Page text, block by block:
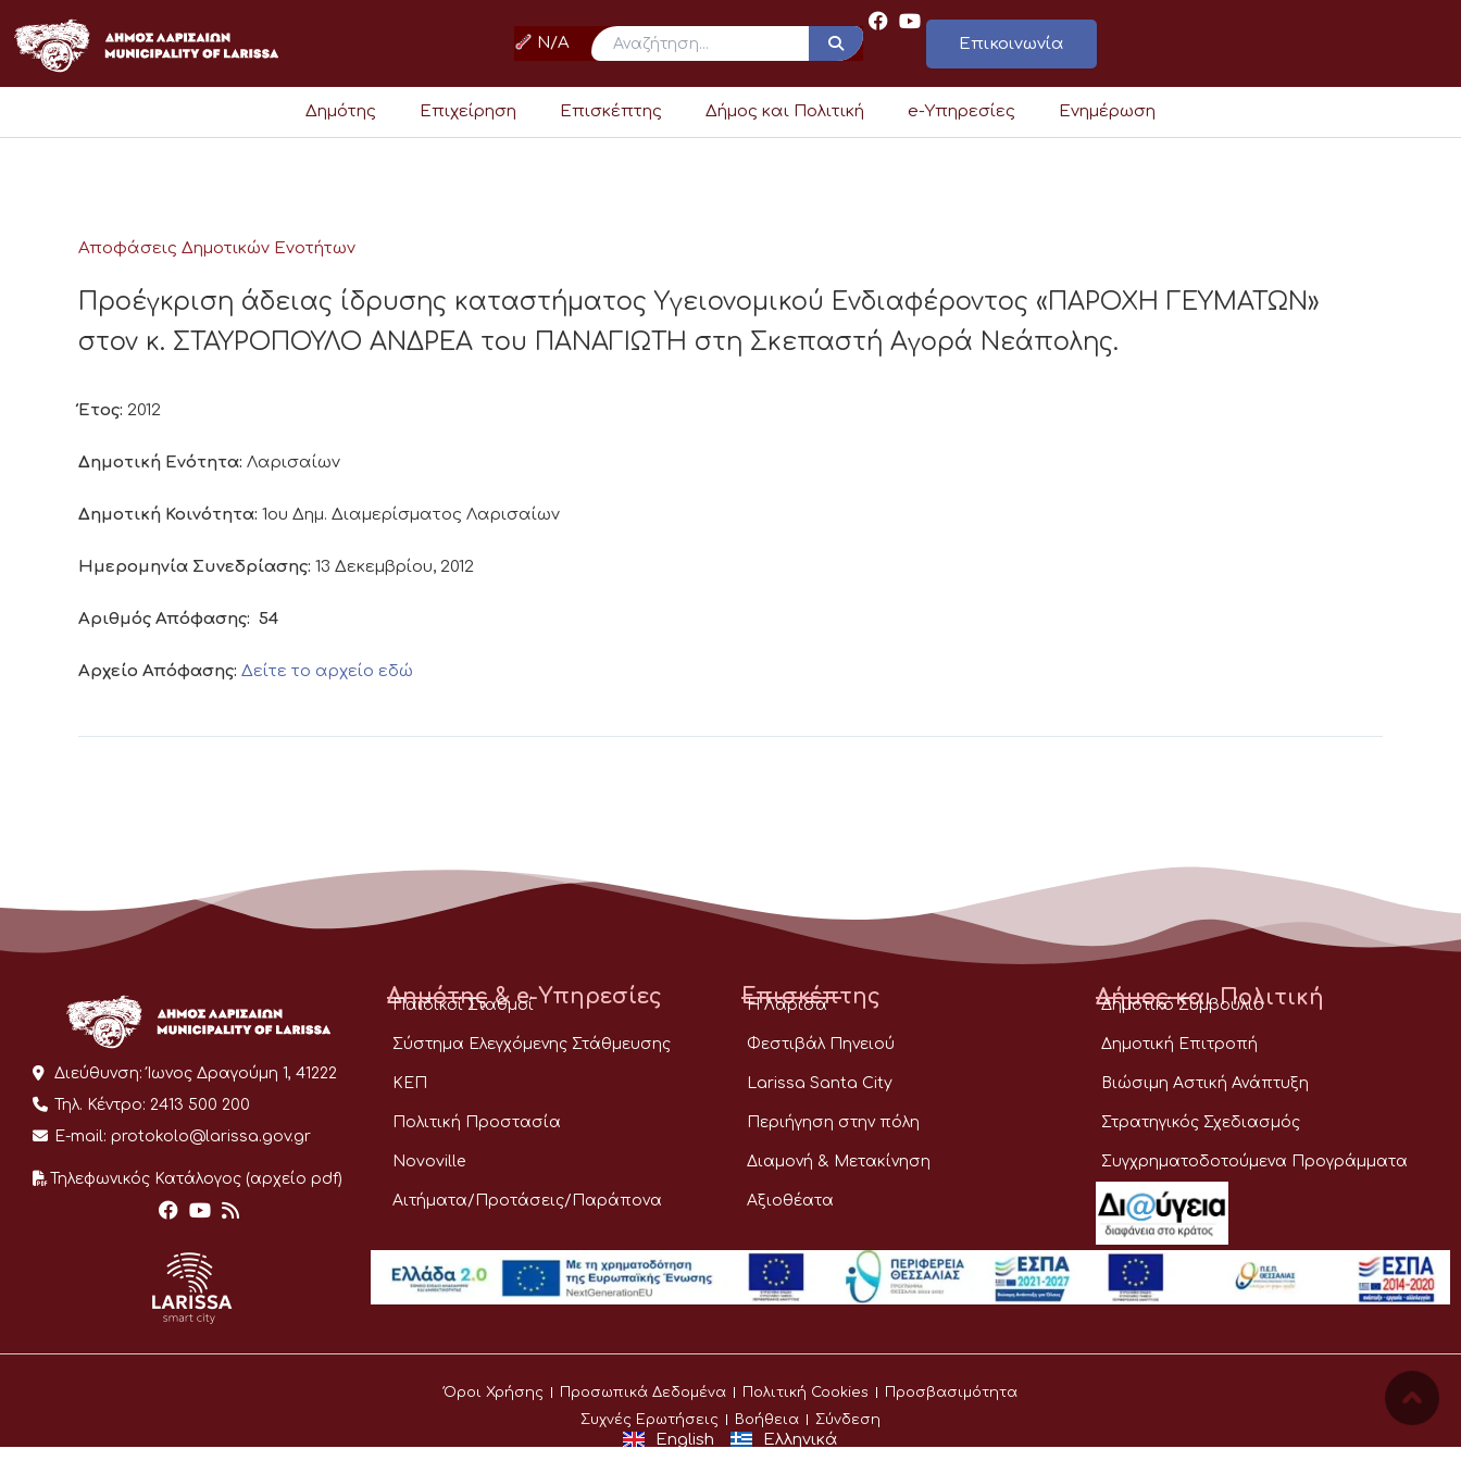
στο
περιεχόμενο
N/A Επικοινωνία
Δημότης Επιχείρηση Επισκέπτης Δήμος και Πολιτική e-Υπηρεσίες Ενημέρωση
Αποφάσεις Δημοτικών Ενοτήτων
Προέγκριση άδειας ίδρυσης καταστήματος Υγειονομικού Ενδιαφέροντος «ΠΑΡΟΧΗ ΓΕΥΜΑΤΩΝ»
στον κ. ΣΤΑΥΡΟΠΟΥΛΟ ΑΝΔΡΕΑ του ΠΑΝΑΓΙΩΤΗ στη Σκεπαστή Αγορά Νεάπολης.
Έτος: 2012
Δημοτική Ενότητα: Λαρισαίων
Δημοτική Κοινότητα: 1ου Δημ. Διαμερίσματος Λαρισαίων
Ημερομηνία Συνεδρίασης: 13 Δεκεμβρίου, 2012
Αριθμός Απόφασης: 54
Αρχείο Απόφασης: Δείτε το αρχείο εδώ
Διεύθυνση: Ίωνος Δραγούμη 1, 41222
Τηλ. Κέντρο: 2413 500 200
E-mail: protokolo@larissa.gov.gr
Τηλεφωνικός Κατάλογος (αρχείο pdf)
Δημότης & e-Υπηρεσίες
Παιδικοί Σταθμοί
Σύστημα Ελεγχόμενης Στάθμευσης
ΚΕΠ
Πολιτική Προστασία
Novoville
Αιτήματα/Προτάσεις/Παράπονα
Επισκέπτης
Η Λάρισα
Φεστιβάλ Πηνειού
Larissa Santa City
Περιήγηση στην πόλη
Διαμονή & Μετακίνηση
Αξιοθέατα
Δήμος και Πολιτική
Δημοτικό Συμβούλιο
Δημοτική Επιτροπή
Βιώσιμη Αστική Ανάπτυξη
Στρατηγικός Σχεδιασμός
Συγχρηματοδοτούμενα Προγράμματα
Όροι Χρήσης Προσωπικά Δεδομένα Πολιτική Cookies
Προσβασιμότητα
Συχνές Ερωτήσεις
Βοήθεια Σύνδεση
English Ελληνικά